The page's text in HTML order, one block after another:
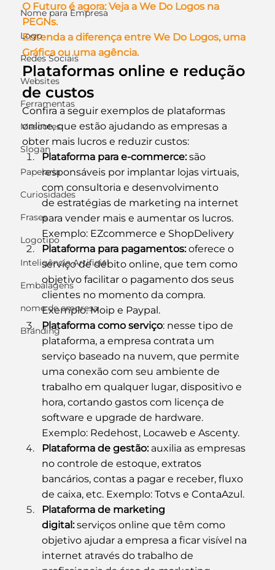
Nome para Empresa
Logo
Redes Sociais
Websites
Ferramentas
Mascotes
Slogan
Papelaria
Curiosidades
Frases
Logotipo
Inteligência Artificial
Embalagens
nome de empresa
Branding
O Futuro é agora: Veja a We Do Logos na
PEGNs.
Entenda a diferença entre We Do Logos, uma
Gráfica ou uma agência.
Plataformas online e redução
de custos
Confira a seguir exemplos de plataformas
online, que estão ajudando as empresas a
obter mais lucros e reduzir custos:
Plataforma para e-commerce: são
responsáveis por implantar lojas virtuais,
com consultoria e desenvolvimento
de estratégias de marketing na internet
para vender mais e aumentar os lucros.
Exemplo: EZcommerce e ShopDelivery
Plataforma para pagamentos: oferece o
serviço de débito online, que tem como
objetivo facilitar o pagamento dos seus
clientes no momento da compra.
Exemplo: Moip e Paypal.
Plataforma como serviço: nesse tipo de
plataforma, a empresa contrata um
serviço baseado na nuvem, que permite
uma conexão com seu ambiente de
trabalho em qualquer lugar, dispositivo e
hora, cortando gastos com licença de
software e upgrade de hardware.
Exemplo: Redehost, Locaweb e Ascenty.
Plataforma de gestão: auxilia as empresas
no controle de estoque, extratos
bancários, contas a pagar e receber, fluxo
de caixa, etc. Exemplo: Totvs e ContaAzul.
Plataforma de marketing
digital: serviços online que têm como
objetivo ajudar a empresa a ficar visível na
internet através do trabalho de